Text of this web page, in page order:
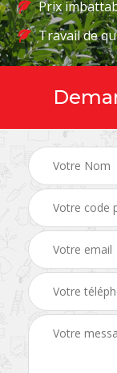
Prix
Travail de